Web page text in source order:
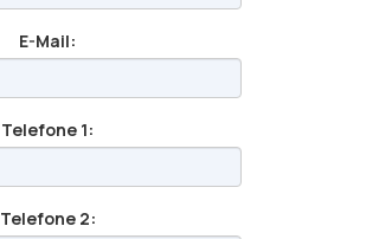
E-Mail:
Telefone 1:
Telefone 2: